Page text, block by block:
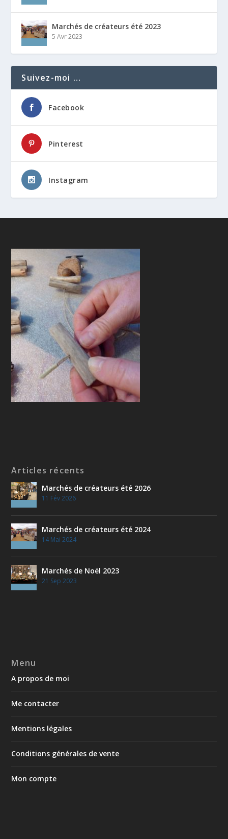
Marchés de créateurs été 2023
5 Avr 2023
Suivez-moi …
Facebook
Pinterest
Instagram
Articles récents
Marchés de créateurs été 2026
11 Fév 2026
Marchés de créateurs été 2024
14 Mai 2024
Marchés de Noël 2023
21 Sep 2023
Menu
A propos de moi
Me contacter
Mentions légales
Conditions générales de vente
Mon compte